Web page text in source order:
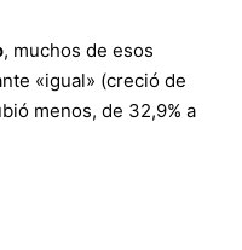
, muchos de esos
«igual» (creció de
menos, de 32,9% a